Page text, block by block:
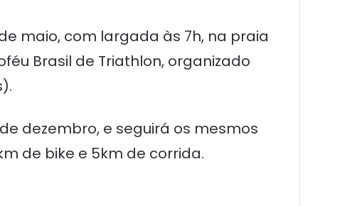
maio, com largada às 7h, na praia
Brasil de Triathlon, organizado
dezembro, e seguirá os mesmos
de bike e 5km de corrida.